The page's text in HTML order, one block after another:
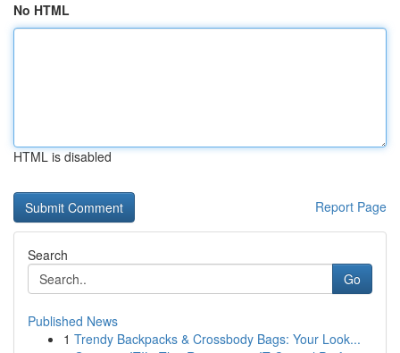
No HTML
HTML is disabled
Report Page
Search
Go
Published News
1 Trendy Backpacks & Crossbody Bags: Your Look...